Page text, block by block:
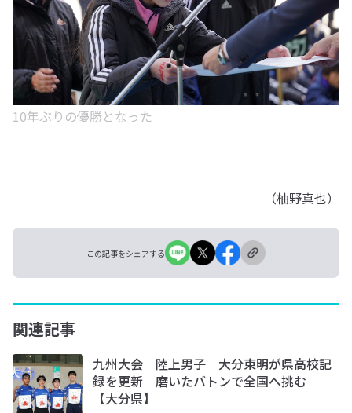
10年ぶりの優勝となった
（柚野真也）
この記事をシェアする
関連記事
九州大会 陸上男子 大分東明が県高校記
録を更新 磨いたバトンで全国へ挑む
【大分県】